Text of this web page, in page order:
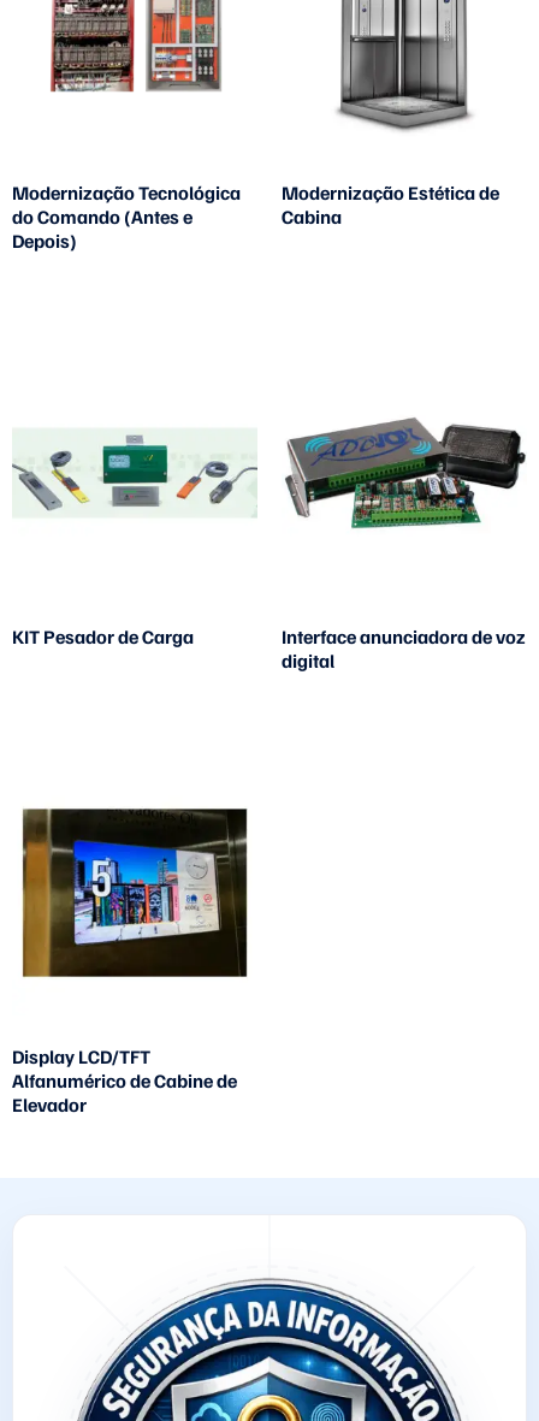
Modernização Tecnológica
do Comando (Antes e
Depois)
Modernização Estética de
Cabina
KIT Pesador de Carga
Interface anunciadora de voz
digital
Display LCD/TFT
Alfanumérico de Cabine de
Elevador